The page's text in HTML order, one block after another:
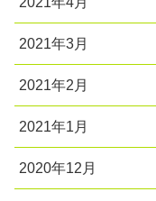
2021年3月
2021年2月
2021年1月
2020年12月